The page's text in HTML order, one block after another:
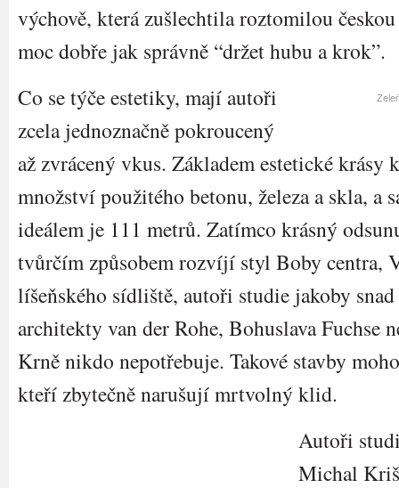
výchově, která zušlechtila roztomilou
moc dobře jak správně “držet hubu a krok”.
Co se týče estetiky, mají autoři
zcela jednoznačně pokroucený
až zvrácený vkus. Základem estetické krásy
množství použitého betonu, železa a skla, a
ideálem je 111 metrů. Zatímco krásný
tvůrčím způsobem rozvíjí styl Boby centra,
líšeňského sídliště, autoři studie jakoby
architekty van der Rohe, Bohuslava Fuchse
Krně nikdo nepotřebuje. Takové stavby
kteří zbytečně narušují mrtvolný klid.
Autoři
Michal